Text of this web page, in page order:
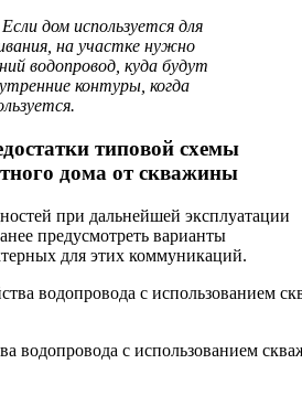
Если дом используется для
на участке нужно
водопровод, куда будут
контуры, когда
типовой схемы
дома от скважины
при дальнейшей эксплуатации
предусмотреть варианты
для этих коммуникаций.
водопровода с использованием